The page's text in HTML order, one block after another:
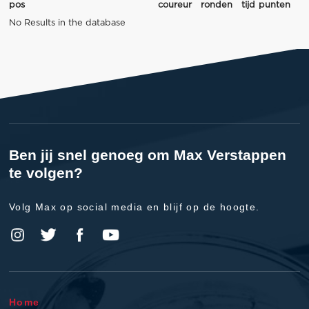
pos coureur ronden tijd
punten
No Results in the database
Ben jij snel genoeg om Max Verstappen
te volgen?
Volg Max op social media en blijf op de hoogte.
Home